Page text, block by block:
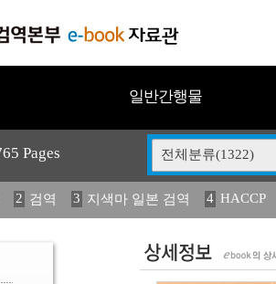
일반간행물
Pages 전체분류(1322)
2 검역 3 지색마 일본 검역 4 HACCP
12 중독성 식물 도감 13 媛 異 14